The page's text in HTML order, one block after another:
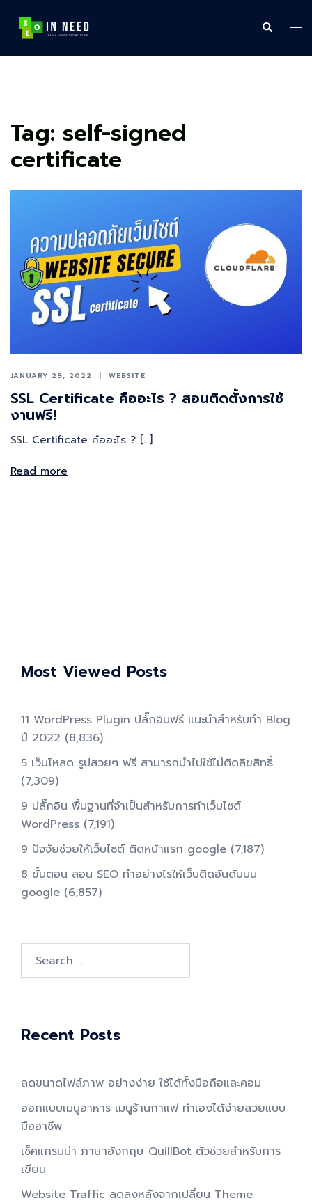
content
Search
Tag: self-signed
certificate
JANUARY 29, 2022 WEBSITE
SSL Certificate คืออะไร ? สอนติดตั้งการใช้
งานฟรี!
SSL Certificate คืออะไร ? […]
Read more
Most Viewed Posts
11 WordPress Plugin ปลั๊กอินฟรี แนะนำสำหรับทำ Blog
ปี 2022 (8,836)
5 เว็บโหลด รูปสวยๆ ฟรี สามารถนำไปใช้ไม่ติดลิขสิทธิ์
(7,309)
9 ปลั๊กอิน พื้นฐานที่จำเป็นสำหรับการทําเว็บไซต์
WordPress (7,191)
9 ปัจจัยช่วยให้เว็บไซต์ ติดหน้าแรก google (7,187)
8 ขั้นตอน สอน SEO ทําอย่างไรให้เว็บติดอันดับบน
google (6,857)
for:
Recent Posts
ลดขนาดไฟล์ภาพ อย่างง่าย ใช้ได้ทั้งมือถือและคอม
ออกแบบเมนูอาหาร เมนูร้านกาแฟ ทำเองได้ง่ายสวยแบบ
มืออาชีพ
เช็คแกรมม่า ภาษาอังกฤษ QuillBot ตัวช่วยสำหรับการ
เขียน
Website Traffic ลดลงหลังจากเปลี่ยน Theme